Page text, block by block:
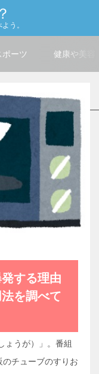
う。
ポーツ 健康や美容
する理由
を調べて
ょうが）」。番組
チューブのすりお